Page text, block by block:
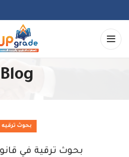
Blog
بحوث ترقيه
بحوث ترقية في